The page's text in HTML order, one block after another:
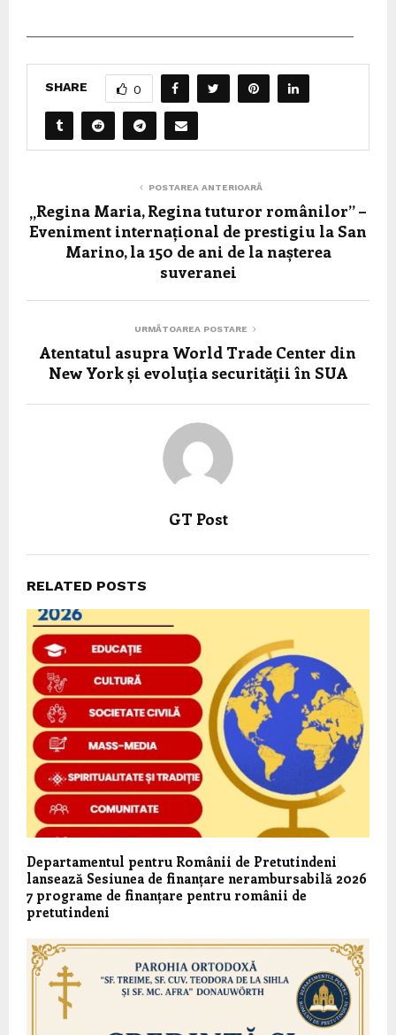
SHARE 0
POSTAREA ANTERIOARĂ
„Regina Maria, Regina tuturor românilor” –
Eveniment internațional de prestigiu la San
Marino, la 150 de ani de la nașterea
suveranei
URMĂTOAREA POSTARE
Atentatul asupra World Trade Center din
New York și evoluţia securităţii în SUA
GT Post
RELATED POSTS
Departamentul pentru Românii de Pretutindeni
lansează Sesiunea de finanțare nerambursabilă 2026
7 programe de finanțare pentru românii de
pretutindeni